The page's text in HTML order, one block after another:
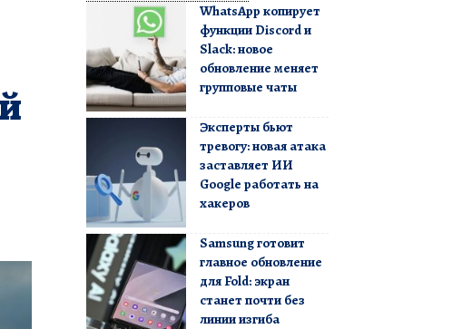
WhatsApp копирует
функции Discord и
Slack: новое
обновление меняет
групповые чаты
Эксперты бьют
тревогу: новая атака
заставляет ИИ
Google работать на
хакеров
Samsung готовит
главное обновление
для Fold: экран
станет почти без
линии изгиба